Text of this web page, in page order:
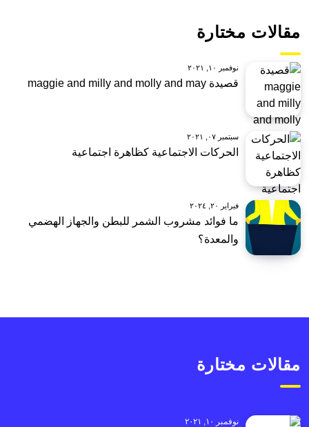
مقالات مختارة
نوفمبر ١٠, ٢٠٢١
قصيدة maggie and milly and molly and may
سبتمبر ٠٧, ٢٠٢١
الحركات الاجتماعية كظاهرة اجتماعية
فبراير ٢٠, ٢٠٢٤
ما فوائد مشروب الشمر للبطن والجهاز الهضمي
والمعدة؟
مقالات مختارة
نوفمبر ١٠, ٢٠٢١